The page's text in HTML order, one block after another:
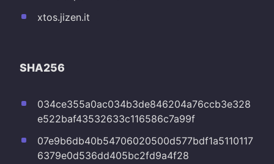
xtos.jizen.it
SHA256
034ce355a0ac034b3de846204a76ccb3e328
e522baf43532633c116586c7a99f
07e9b6db40b54706020500d577bdf1a5110117
6379e0d536dd405bc2fd9a4f28